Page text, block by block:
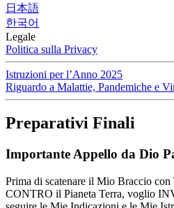
日本語
한국어
Legale
Politica sulla Privacy
Istruzioni per l’Anno 2025
Riguardo a Malattie, Pandemiche e
Preparativi Finali
Importante Appello da Dio
Prima di scatenare il Mio Braccio
CONTRO il Pianeta Terra, voglio